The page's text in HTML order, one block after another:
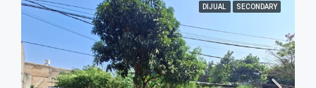
DIJUAL SECONDARY